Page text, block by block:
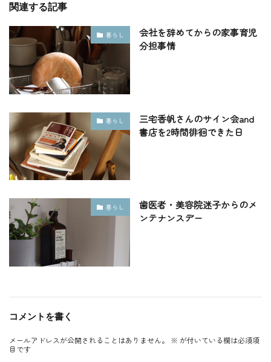
関連する記事
暮らし
会社を辞めてからの家事育児
分担事情
暮らし
三宅香帆さんのサイン会and
書店を2時間徘徊できた日
暮らし
歯医者・美容院迷子からのメ
ンテナンスデー
コメントを書く
メールアドレスが公開されることはありません。 ※ が付いている欄は必須項
目です